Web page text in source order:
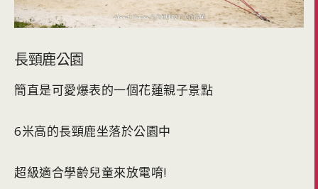
長頸鹿公園
簡直是可愛爆表的一個花蓮親子景點
6米高的長頸鹿坐落於公園中
超級適合學齡兒童來放電唷!